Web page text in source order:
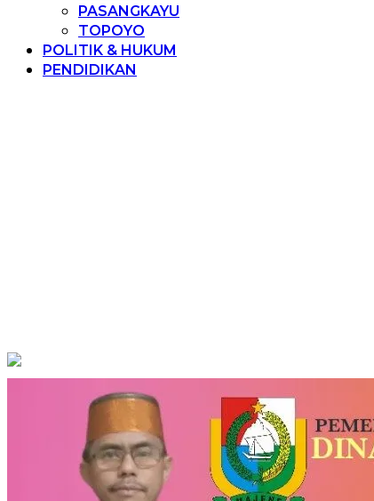
PASANGKAYU
TOPOYO
POLITIK & HUKUM
PENDIDIKAN